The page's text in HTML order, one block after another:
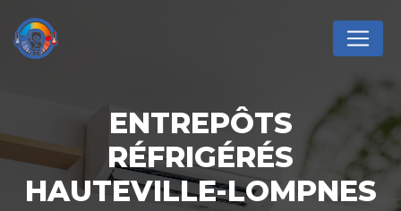
ENTREPÔTS
RÉFRIGÉRÉS
HAUTEVILLE-LOMPNES